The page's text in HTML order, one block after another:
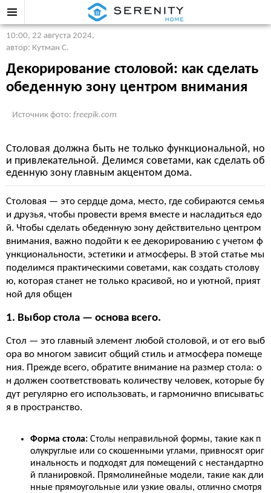
10:00, 22 августа 2024,
автор: Кутман С.
Декорирование столовой: как сделать
обеденную зону центром внимания
Источник фото: freepik.com
Столовая должна быть не только функциональной, но
и привлекательной. Делимся советами, как сделать об
еденную зону главным акцентом дома.
Столовая — это сердце дома, место, где собираются семья
и друзья, чтобы провести время вместе и насладиться едо
й. Чтобы сделать обеденную зону действительно центром
внимания, важно подойти к ее декорированию с учетом ф
ункциональности, эстетики и атмосферы. В этой статье мы
поделимся практическими советами, как создать столову
ю, которая станет не только красивой, но и уютной, прият
ной для общен
1. Выбор стола — основа всего.
Стол — это главный элемент любой столовой, и от его выб
ора во многом зависит общий стиль и атмосфера помеще
ния. Прежде всего, обратите внимание на размер стола: о
н должен соответствовать количеству человек, которые бу
дут регулярно его использовать, и гармонично вписыватьс
я в пространство.
Форма стола: Столы неправильной формы, такие как п
олукруглые или со скошенными углами, привносят ориг
инальность и подходят для помещений с нестандартно
й планировкой. Прямолинейные модели, такие как дли
нные прямоугольные или узкие овалы, отлично смотря